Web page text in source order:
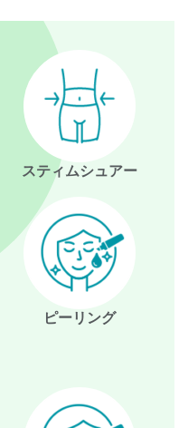
スティムシュアー
ピーリング